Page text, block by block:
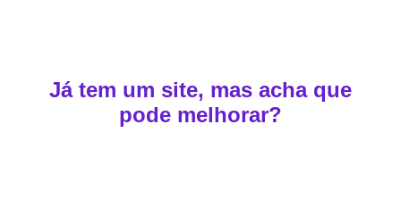
Já tem um site, mas acha que
pode melhorar?